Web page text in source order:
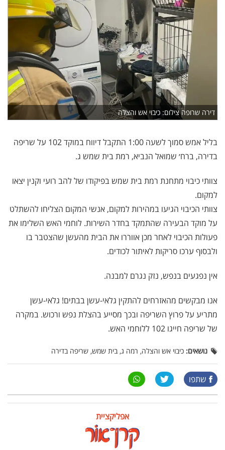
דירה שרופה צילום: כיבוי אש והצלה
בליל אמש סמוך לשעה 1:00 התקבל דיווח במוקד 102 על שריפה
בדירה, ברח׳ שמואל הנביא, רמת בית שמש ג.
צוותי כיבוי מתחנת רמת בית שמש בפיקודו של להב רועי וקנין יצאו
למקום.
צוותי הכיבוי הגיעו במהירות למקום, אנשי המקום הצליחו להשתלט
על מוקד הבעירה שהתמקד בחדר השירות. לוחמי האש השלימו את
פעולות הכיבוי לאחר מכן אווררו את הבית מהעשן שהצטבר בו
ולבסוף ערכו סריקות לאיתור לכודים.
אין נפגעים בנפש, נזק נגרם למבנה.
אנו מבקשים מהאזרחים להתקין גלאי-עשן בבתים! גלאי-עשן
מתריע על פרוץ השריפה ובכך מסייע בהצלת נפש ורכוש. במקרה
של שריפה חייגו 102 ללוחמי האש.
נושאים: כיבוי אש והצלה, רמה ג, בית שמש, שריפה בדירה
שתפו
אפליקציית